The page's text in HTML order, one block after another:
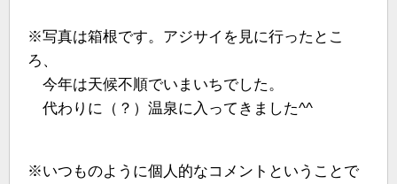
※写真は箱根です。アジサイを見に行ったとこ
ろ、
今年は天候不順でいまいちでした。
代わりに（？）温泉に入ってきました^^
※いつものように個人的なコメントということで